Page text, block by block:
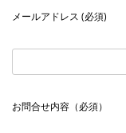
メールアドレス (必須)
お問合せ内容（必須）